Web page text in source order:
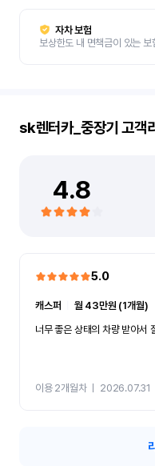
자차 보험
보상한도 내 면책금이 있는 보
sk렌터카_중장기 고객
4.8
5.0
캐스퍼
월 43만원 (1개월)
너무 좋은 상태의 차량 받아서
이용 2개월차ㅣ 2026.07.31